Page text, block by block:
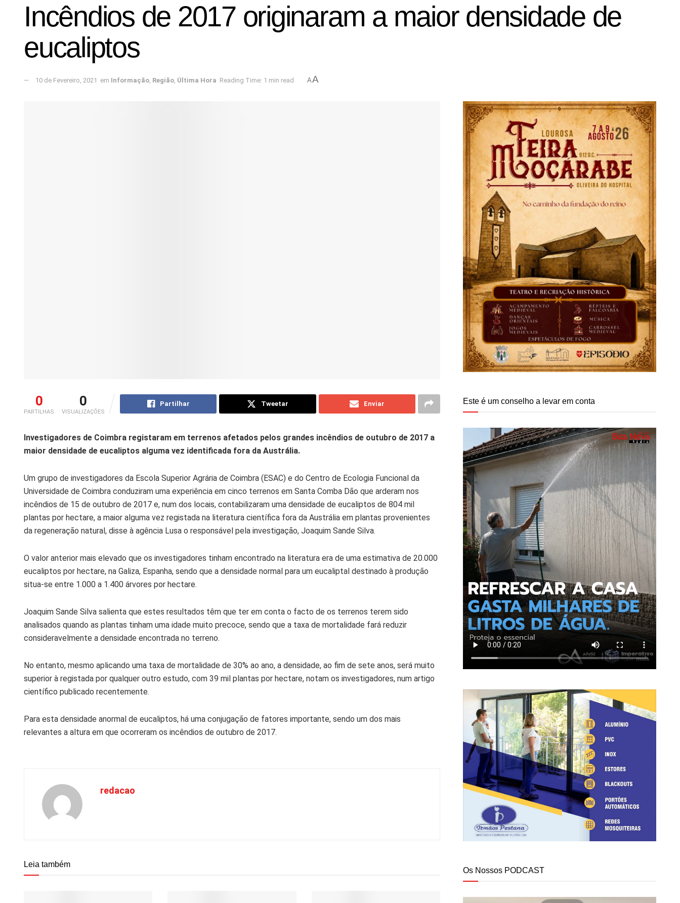
Incêndios de 2017 originaram a maior densidade de
eucaliptos
10 de Fevereiro, 2021 em Informação, Região, Última Hora Reading Time: 1 min read AA
0
PARTILHAS
0
VISUALIZAÇÕES
Partilhar Tweetar Enviar
Investigadores de Coimbra registaram em terrenos afetados pelos grandes incêndios de outubro de 2017 a
maior densidade de eucaliptos alguma vez identificada fora da Austrália.
Um grupo de investigadores da Escola Superior Agrária de Coimbra (ESAC) e do Centro de Ecologia Funcional da
Universidade de Coimbra conduziram uma experiência em cinco terrenos em Santa Comba Dão que arderam nos
incêndios de 15 de outubro de 2017 e, num dos locais, contabilizaram uma densidade de eucaliptos de 804 mil
plantas por hectare, a maior alguma vez registada na literatura científica fora da Austrália em plantas provenientes
da regeneração natural, disse à agência Lusa o responsável pela investigação, Joaquim Sande Silva.
O valor anterior mais elevado que os investigadores tinham encontrado na literatura era de uma estimativa de 20.000
eucaliptos por hectare, na Galiza, Espanha, sendo que a densidade normal para um eucaliptal destinado à produção
situa-se entre 1.000 a 1.400 árvores por hectare.
Joaquim Sande Silva salienta que estes resultados têm que ter em conta o facto de os terrenos terem sido
analisados quando as plantas tinham uma idade muito precoce, sendo que a taxa de mortalidade fará reduzir
consideravelmente a densidade encontrada no terreno.
No entanto, mesmo aplicando uma taxa de mortalidade de 30% ao ano, a densidade, ao fim de sete anos, será muito
superior à registada por qualquer outro estudo, com 39 mil plantas por hectare, notam os investigadores, num artigo
científico publicado recentemente.
Para esta densidade anormal de eucaliptos, há uma conjugação de fatores importante, sendo um dos mais
relevantes a altura em que ocorreram os incêndios de outubro de 2017.
redacao
Leia também
Este é um conselho a levar em conta
Os Nossos PODCAST